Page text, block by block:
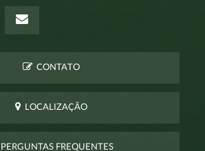
CONTATO
LOCALIZAÇÃO
PERGUNTAS FREQUENTES